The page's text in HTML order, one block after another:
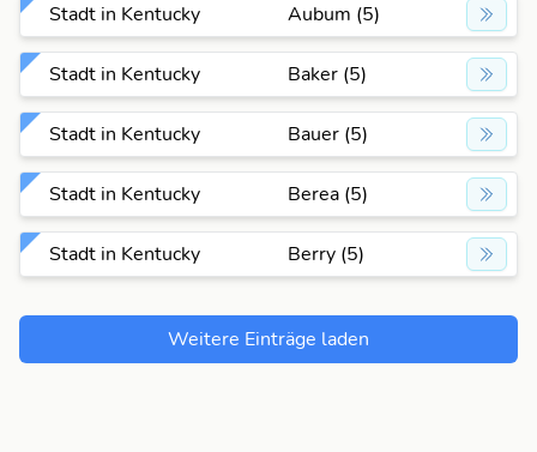
Stadt in Kentucky Aubum (5)
Stadt in Kentucky Baker (5)
Stadt in Kentucky Bauer (5)
Stadt in Kentucky Berea (5)
Stadt in Kentucky Berry (5)
Weitere Einträge laden